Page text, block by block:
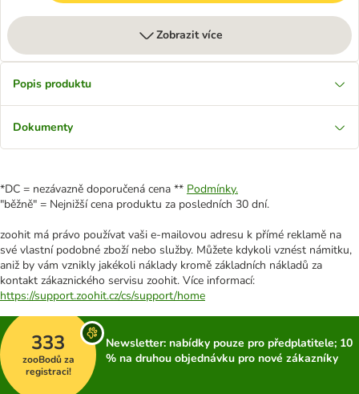
Zobrazit více
Popis produktu
Dokumenty
*DC = nezávazně doporučená cena ** Podmínky.
"běžně" = Nejnižší cena produktu za posledních 30 dní.
zoohit má právo používat vaši e-mailovou adresu k přímé reklamě na
své vlastní podobné zboží nebo služby. Můžete kdykoli vznést námitku,
aniž by vám vznikly jakékoli náklady kromě základních nákladů za
kontakt zákaznického servisu zoohit. Více informací:
https://support.zoohit.cz/cs/support/home
333
zooBodů za
registraci!
Newsletter: nabídky pouze pro předplatitele; 10
% na druhou objednávku pro nové zákazníky